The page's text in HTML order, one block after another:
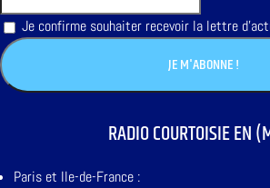
Je confirme souhaiter recevoir la lettre
RADIO COURTOISIE EN
Paris et Ile-de-France :